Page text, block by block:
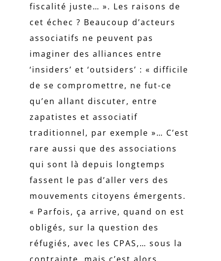
fiscalité juste… ». Les raisons de
cet échec ? Beaucoup d’acteurs
associatifs ne peuvent pas
imaginer des alliances entre
‘insiders’ et ‘outsiders’ : « difficile
de se compromettre, ne fut-ce
qu’en allant discuter, entre
zapatistes et associatif
traditionnel, par exemple »… C’est
rare aussi que des associations
qui sont là depuis longtemps
fassent le pas d’aller vers des
mouvements citoyens émergents.
« Parfois, ça arrive, quand on est
obligés, sur la question des
réfugiés, avec les CPAS,… sous la
contrainte, mais c’est alors